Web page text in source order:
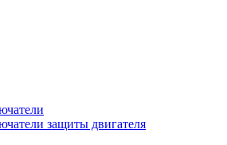
защиты двигателя